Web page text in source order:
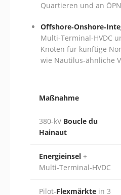
Quartieren und an
Multi‑Terminal‑HVDC
Knoten für künftige
wie Nautilus‑ähnliche
Maßnahme
380‑kV Boucle du
Hainaut
Energieinsel +
Multi‑Terminal‑HVDC
Pilot‑Flexmärkte in 3